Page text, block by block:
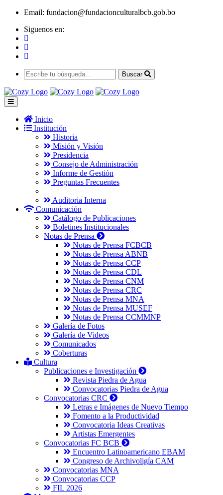
Email: fundacion@fundacionculturalbcb.gob.bo
Siguenos en:
Buscar
Inicio
Institución
Historia
Misión y Visión
Presidencia
Consejo de Administración
Informe de Gestión
Preguntas Frecuentes
Auditoria Interna
Comunicación
Catálogo de Publicaciones
Boletines Institucionales
Notas de Prensa
Notas de Prensa FCBCB
Notas de Prensa ABNB
Notas de Prensa CCP
Notas de Prensa CDL
Notas de Prensa CNM
Notas de Prensa CRC
Notas de Prensa MNA
Notas de Prensa MUSEF
Notas de Prensa CCMMNP
Galería de Fotos
Galería de Videos
Comunicados
Coberturas
Cultura
Publicaciones e Investigación
Revista Piedra de Agua
Convocatorias Piedra de Agua
Convocatorias CRC
Letras e Imágenes de Nuevo Tiempo
Fomento a la Productividad
Convocatoria Ideas Creativas
Artistas Emergentes
Convocatorias FC BCB
Encuentro Latinoamericano EBAM
Congreso de Archivoligía CAM
Convocatorias MNA
Convocatorias CCP
FIL 2026